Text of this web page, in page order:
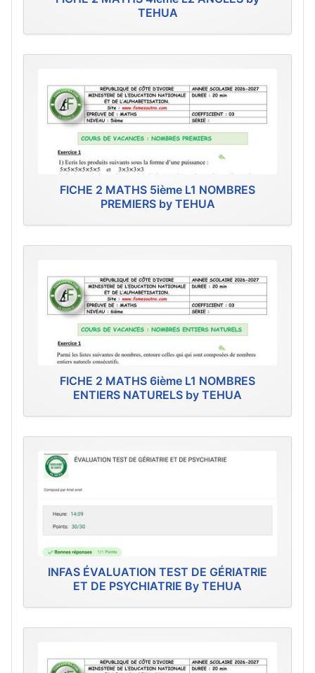
TEHUA
FICHE 2 MATHS 5ième L1 NOMBRES
PREMIERS by TEHUA
FICHE 2 MATHS 6ième L1 NOMBRES
ENTIERS NATURELS by TEHUA
INFAS ÉVALUATION TEST DE GÉRIATRIE
ET DE PSYCHIATRIE By TEHUA